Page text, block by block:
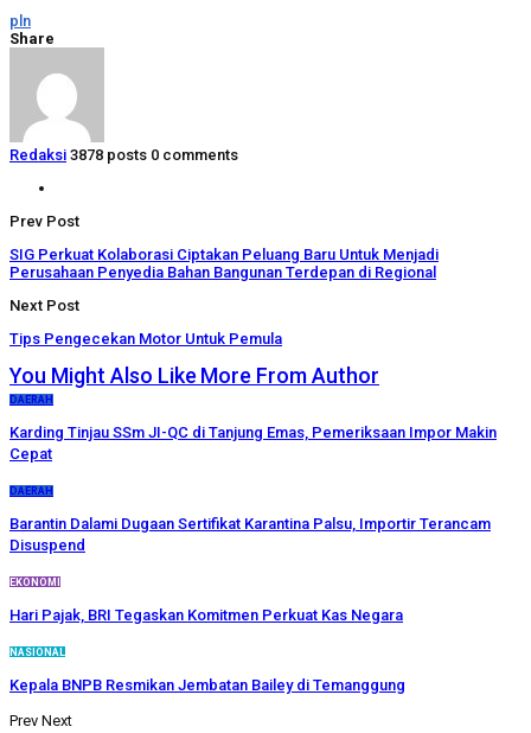
pln
Share
Redaksi 3878 posts 0 comments
Prev Post
SIG Perkuat Kolaborasi Ciptakan Peluang Baru Untuk Menjadi
Perusahaan Penyedia Bahan Bangunan Terdepan di Regional
Next Post
Tips Pengecekan Motor Untuk Pemula
You Might Also Like More From Author
DAERAH
Karding Tinjau SSm JI-QC di Tanjung Emas, Pemeriksaan Impor Makin
Cepat
DAERAH
Barantin Dalami Dugaan Sertifikat Karantina Palsu, Importir Terancam
Disuspend
EKONOMI
Hari Pajak, BRI Tegaskan Komitmen Perkuat Kas Negara
NASIONAL
Kepala BNPB Resmikan Jembatan Bailey di Temanggung
Prev Next